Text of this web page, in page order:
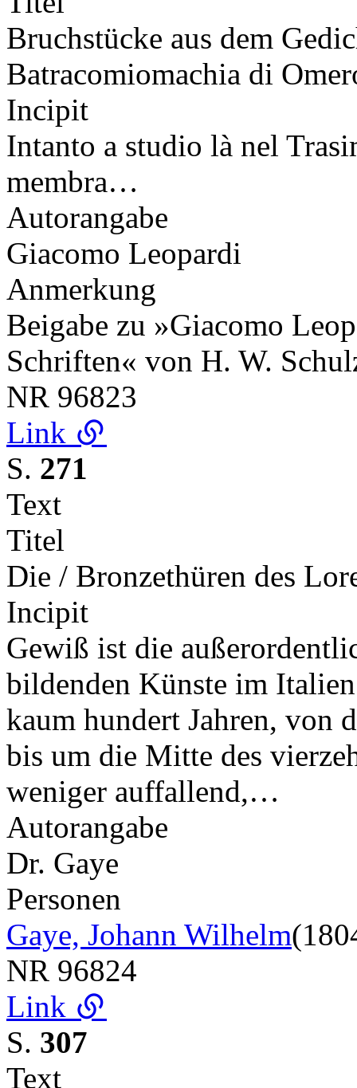
Bruchstücke aus dem
Batracomiomachia di
Incipit
Intanto a studio là nel
membra…
Autorangabe
Giacomo Leopardi
Anmerkung
Beigabe zu »Giacomo
Schriften« von H. W.
NR 96823
Link
S. 271
Text
Titel
Die / Bronzethüren des
Incipit
Gewiß ist die
bildenden Künste im
kaum hundert Jahren, von
bis um die Mitte des
weniger auffallend,…
Autorangabe
Dr. Gaye
Personen
Gaye, Johann Wilhelm
NR 96824
Link
S. 307
Text